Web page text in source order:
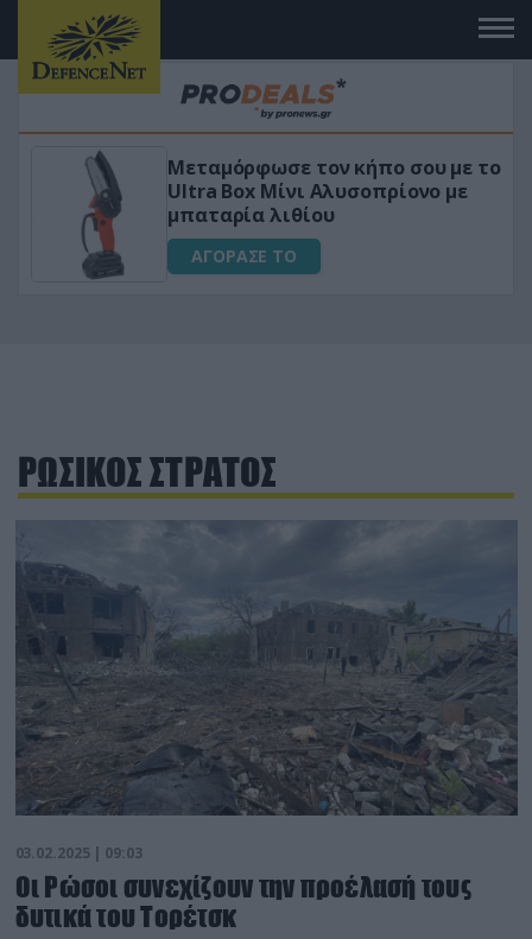
σου με το
με
«Μαγική» φόρμουλα
για αύξηση της λίμπιντο
ΑΓΟΡΑΣΕ ΤΟ
ΡΩΣΙΚΟΣ ΣΤΡΑΤΟΣ
03.02.2025 | 09:03
Οι Ρώσοι συνεχίζουν την προέλασή τους
δυτικά του Τορέτσκ